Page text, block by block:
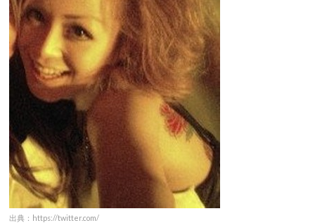
出典：https://twitter.com/